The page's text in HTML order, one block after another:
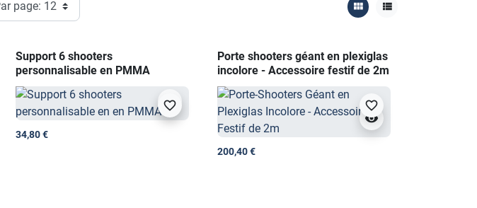
de quantités ou de projets sur-mesure, view_module view_list
Support 6 shooters
personnalisable en PMMA
visibility
favorite_border
34,80 €
Porte shooters géant en plexiglas
incolore - Accessoire festif de 2m
visibility
favorite_border
200,40 €